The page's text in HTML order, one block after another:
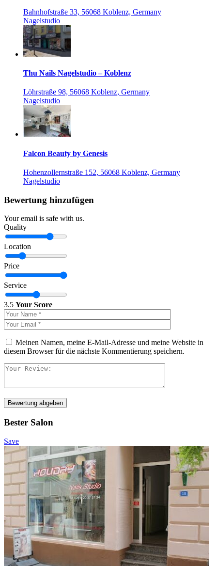
Bahnhofstraße 33, 56068 Koblenz, Germany
Nagelstudio
Thu Nails Nagelstudio – Koblenz
Löhrstraße 98, 56068 Koblenz, Germany
Nagelstudio
Falcon Beauty by Genesis
Hohenzollernstraße 152, 56068 Koblenz, Germany
Nagelstudio
Bewertung hinzufügen
Your email is safe with us.
Quality
Location
Price
Service
3.5 Your Score
Meinen Namen, meine E-Mail-Adresse und meine Website in
diesem Browser für die nächste Kommentierung speichern.
Bewertung abgeben
Bester Salon
Save